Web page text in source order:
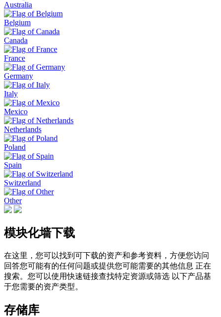
Australia
Belgium
Canada
France
Germany
Italy
Mexico
Netherlands
Poland
Spain
Switzerland
Other
模块化墙下载
在这里，您可以找到可下载的资产和参考资料，方便您访问
回答您可能有的任何问题或提供您可能需要的其他信息 正在
搜索。您可以使用快速链接查找特定资源或筛选 以下产品基
于您需要的资产类型。
存储库